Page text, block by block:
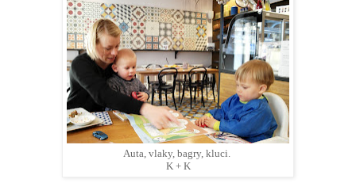
Auta, vlaky, bagry, kluci.
K + K